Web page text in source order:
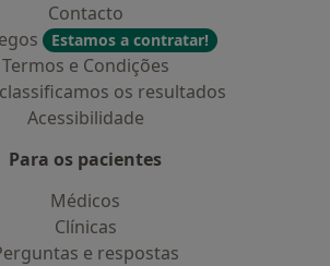
Contacto
Estamos a contratar!
Termos e Condições
os resultados
Acessibilidade
Para os pacientes
Médicos
Clínicas
e respostas